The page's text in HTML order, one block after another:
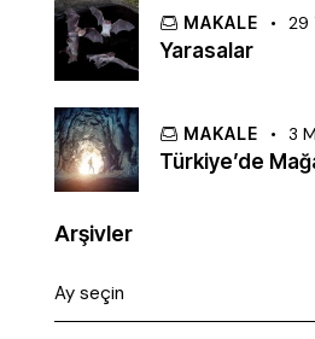
MAKALE 29
Yarasalar
MAKALE 3
Türkiye’de
Arşivler